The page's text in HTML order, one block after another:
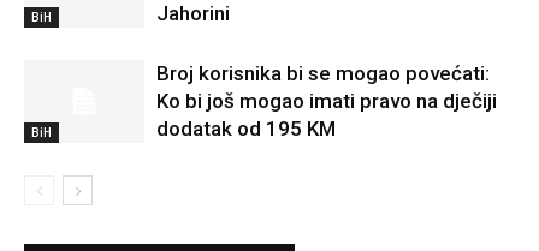
BiH
Jahorini
BiH
Broj korisnika bi se mogao povećati:
Ko bi još mogao imati pravo na dječiji
dodatak od 195 KM